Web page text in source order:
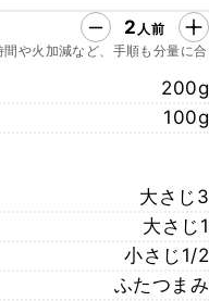
2 人前
や火加減など、手順も分量に合
200g
100g
大さじ3
大さじ1
小さじ1/2
ふたつまみ